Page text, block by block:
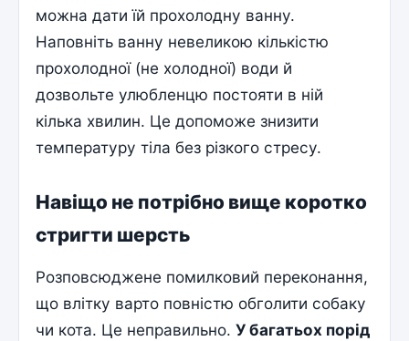
можна дати їй прохолодну ванну.
Наповніть ванну невеликою кількістю
прохолодної (не холодної) води й
дозвольте улюбленцю постояти в ній
кілька хвилин. Це допоможе знизити
температуру тіла без різкого стресу.
Навіщо не потрібно вище коротко
стригти шерсть
Розповсюджене помилковий переконання,
що влітку варто повністю обголити собаку
чи кота. Це неправильно.У багатьох порід